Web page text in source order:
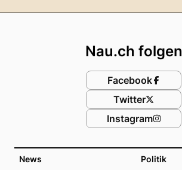
News Politik
Nau.ch folgen
Facebook
Twitter
Instagram